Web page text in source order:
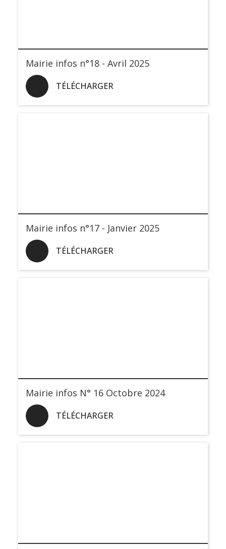
Mairie infos n°18 - Avril 2025
TÉLÉCHARGER
Mairie infos n°17 - Janvier 2025
TÉLÉCHARGER
Mairie infos N° 16 Octobre 2024
TÉLÉCHARGER